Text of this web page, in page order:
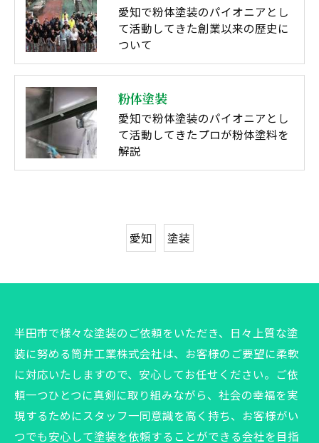
愛知で粉体塗装のパイオニアとし
て活動してきた創業以来の歴史に
ついて
粉体塗装
愛知で粉体塗装のパイオニアとし
て活動してきたプロが粉体塗料を
解説
愛知 塗装
半田市で様々な塗装のご依頼をいただき、日々上質な塗
装に努める筒井工業株式会社は、お客様のご要望に柔軟
に対応いたしますので、安心してお任せください。ご依
頼一つひとつに真剣に取り組みながら、社会の幸福を実
現するためにスタッフ一同意識を高く持ち、お客様がい
つでも安心して塗装を依頼することができる会社を目指